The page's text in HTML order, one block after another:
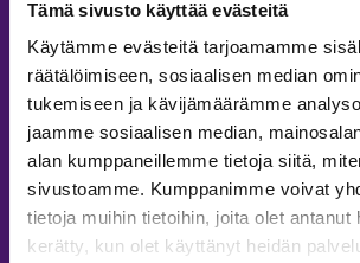
Tämä sivusto käyttää evästeitä
Käytämme evästeitä tarjoamamme
räätälöimiseen, sosiaalisen median
tukemiseen ja kävijämäärämme
jaamme sosiaalisen median,
alan kumppaneillemme tietoja siitä,
sivustoamme. Kumppanimme voivat
tietoja muihin tietoihin, joita olet antanut
kerätty, kun olet käyttänyt heidän
MAJOITUS